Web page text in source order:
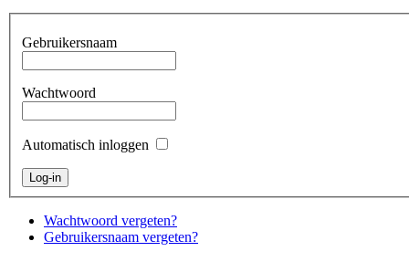
Gebruikersnaam
Wachtwoord
Automatisch inloggen
Wachtwoord vergeten?
Gebruikersnaam vergeten?